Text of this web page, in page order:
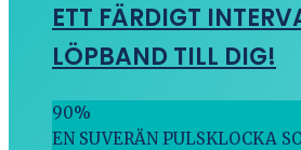
ETT FÄRDIGT
LÖPBAND TILL DIG!
90%
EN SUVERÄN PULSKLOCKA